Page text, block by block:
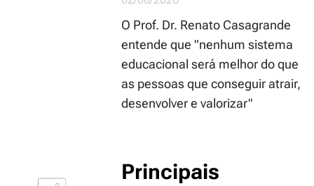
O Prof. Dr. Renato Casagrande
entende que "nenhum sistema
educacional será melhor do que
as pessoas que conseguir atrair,
desenvolver e valorizar"
Principais